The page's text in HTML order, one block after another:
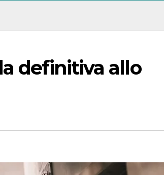
definitiva allo